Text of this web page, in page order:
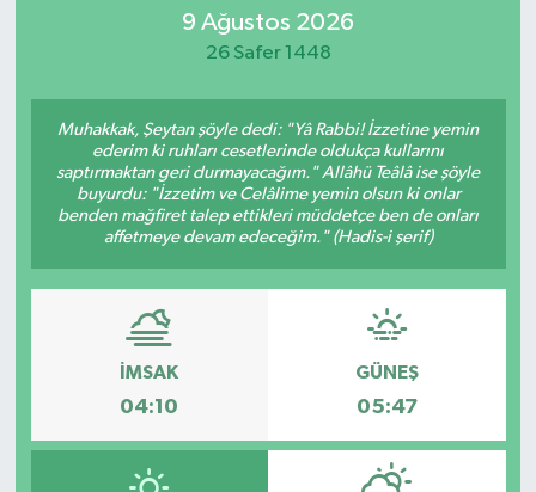
9 Ağustos 2026
26 Safer 1448
Muhakkak, Şeytan şöyle dedi: "Yâ Rabbi! İzzetine yemin
ederim ki ruhları cesetlerinde oldukça kullarını
saptırmaktan geri durmayacağım." Allâhü Teâlâ ise şöyle
buyurdu: "İzzetim ve Celâlime yemin olsun ki onlar
benden mağfiret talep ettikleri müddetçe ben de onları
affetmeye devam edeceğim." (Hadis-i şerif)
İMSAK
04:10
GÜNEŞ
05:47